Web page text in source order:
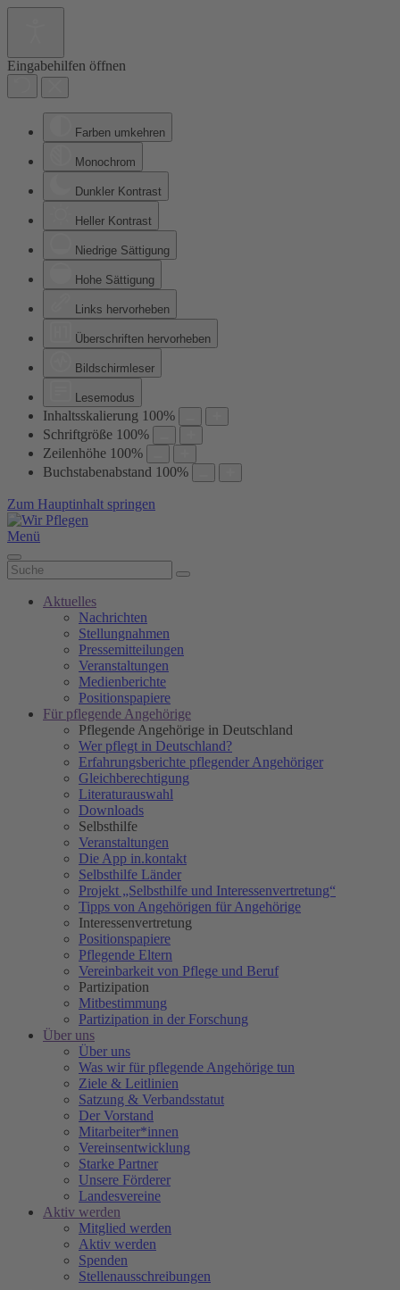
Eingabehilfen öffnen
Farben umkehren
Monochrom
Dunkler Kontrast
Heller Kontrast
Niedrige Sättigung
Hohe Sättigung
Links hervorheben
Überschriften hervorheben
Bildschirmleser
Lesemodus
Inhaltsskalierung 100%
Schriftgröße 100%
Zeilenhöhe 100%
Buchstabenabstand 100%
Zum Hauptinhalt springen
Menü
Aktuelles
Nachrichten
Stellungnahmen
Pressemitteilungen
Veranstaltungen
Medienberichte
Positionspapiere
Für pflegende Angehörige
Pflegende Angehörige in Deutschland
Wer pflegt in Deutschland?
Erfahrungsberichte pflegender Angehöriger
Gleichberechtigung
Literaturauswahl
Downloads
Selbsthilfe
Veranstaltungen
Die App in.kontakt
Selbsthilfe Länder
Projekt „Selbsthilfe und Interessenvertretung“
Tipps von Angehörigen für Angehörige
Interessenvertretung
Positionspapiere
Pflegende Eltern
Vereinbarkeit von Pflege und Beruf
Partizipation
Mitbestimmung
Partizipation in der Forschung
Über uns
Über uns
Was wir für pflegende Angehörige tun
Ziele & Leitlinien
Satzung & Verbandsstatut
Der Vorstand
Mitarbeiter*innen
Vereinsentwicklung
Starke Partner
Unsere Förderer
Landesvereine
Aktiv werden
Mitglied werden
Aktiv werden
Spenden
Stellenausschreibungen